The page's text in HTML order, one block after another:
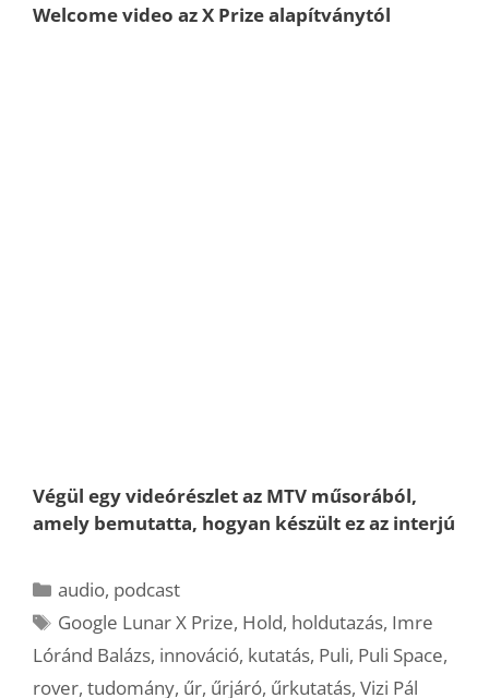
Welcome video az X Prize alapítványtól
Végül egy videórészlet az MTV műsorából,
amely bemutatta, hogyan készült ez az interjú
Kategória
audio, podcast
Címkék
Google Lunar X Prize, Hold, holdutazás, Imre
Lóránd Balázs, innováció, kutatás, Puli, Puli Space,
rover, tudomány, űr, űrjáró, űrkutatás, Vizi Pál